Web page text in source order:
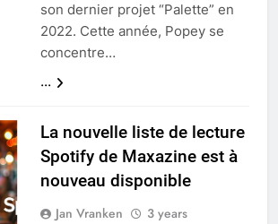
son dernier projet “Palette” en
2022. Cette année, Popey se
concentre…
...
La nouvelle liste de lecture
Spotify de Maxazine est à
nouveau disponible
Jan Vranken
3 years